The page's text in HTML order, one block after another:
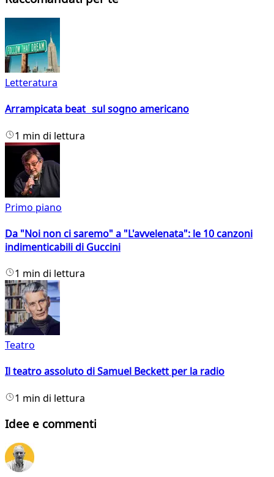
Letteratura
Arrampicata beat sul sogno americano
1 min di lettura
Primo piano
Da "Noi non ci saremo" a "L'avvelenata": le 10 canzoni
indimenticabili di Guccini
1 min di lettura
Teatro
Il teatro assoluto di Samuel Beckett per la radio
1 min di lettura
Idee e commenti